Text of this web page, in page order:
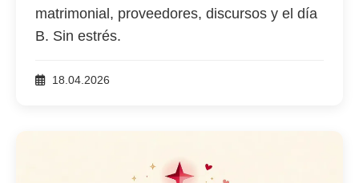
matrimonial, proveedores, discursos y el día
B. Sin estrés.
18.04.2026